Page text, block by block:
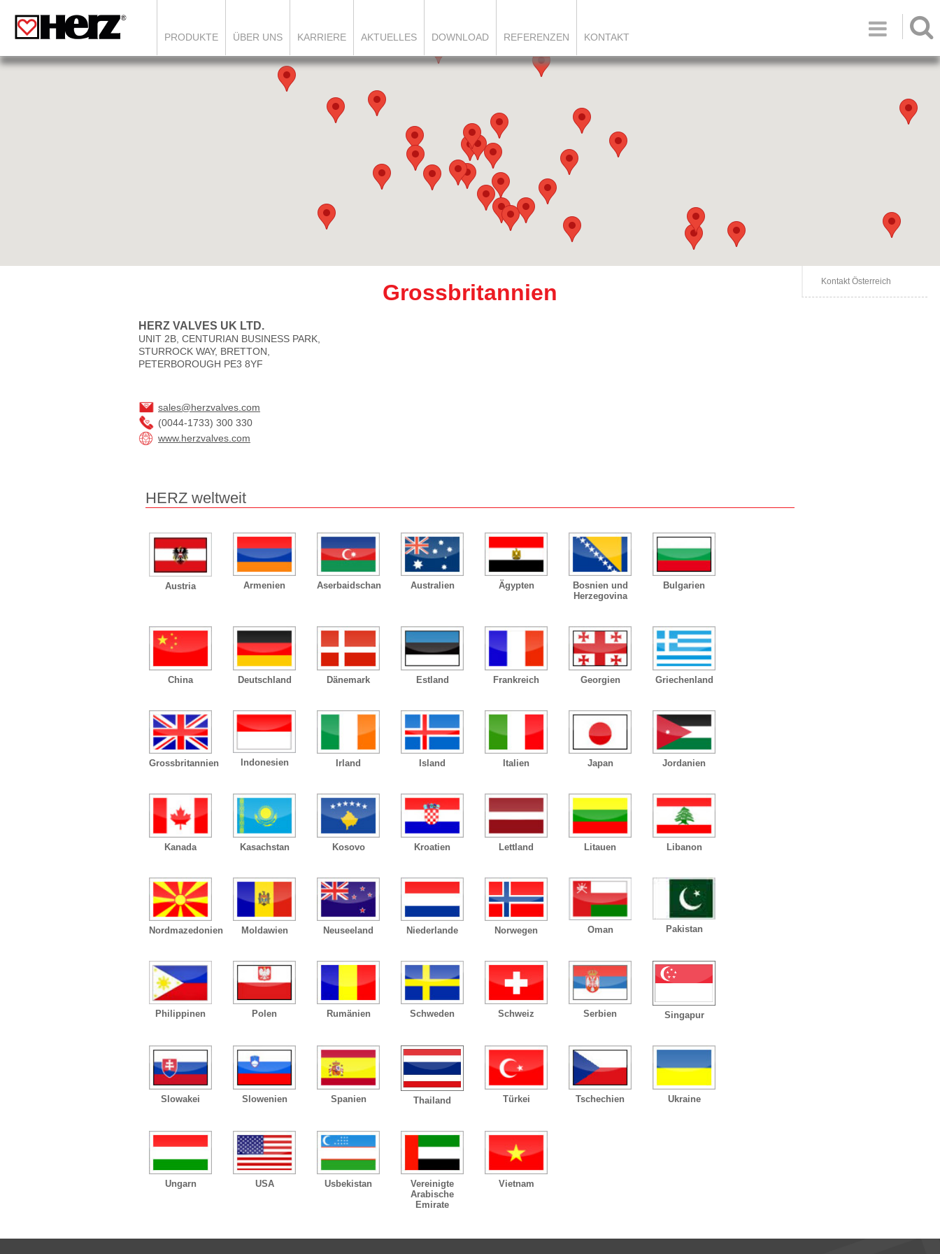

PRODUKTE ÜBER UNS KARRIERE AKTUELLES DOWNLOAD REFERENZEN KONTAKT
Grossbritannien
HERZ VALVES UK LTD.
UNIT 2B, CENTURIAN BUSINESS PARK,
STURROCK WAY, BRETTON,
PETERBOROUGH PE3 8YF
sales@herzvalves.com
(0044-1733) 300 330
www.herzvalves.com
HERZ weltweit
Austria Armenien Aserbaidschan Australien Ägypten
Bosnien und
Herzegovina
Bulgarien
China Deutschland Dänemark Estland Frankreich Georgien Griechenland
Grossbritannien Indonesien Irland Island Italien Japan Jordanien
Kanada Kasachstan Kosovo Kroatien Lettland Litauen Libanon
Nordmazedonien Moldawien Neuseeland Niederlande Norwegen Oman Pakistan
Philippinen Polen Rumänien Schweden Schweiz Serbien Singapur
Slowakei Slowenien Spanien Thailand Türkei Tschechien Ukraine
Ungarn USA Usbekistan
Vereinigte
Arabische
Emirate
Vietnam
Kontakt Österreich